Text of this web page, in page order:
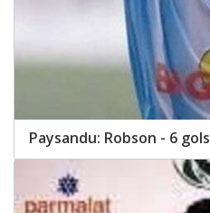
Paysandu: Robson - 6 gols